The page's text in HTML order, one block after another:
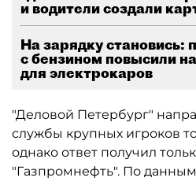
и водители создали
На зарядку становись:
с бензином повысили
для электрокаров
"Деловой Петербург"
службы крупных игроков
однако ответ получил
"Газпромнефть". По